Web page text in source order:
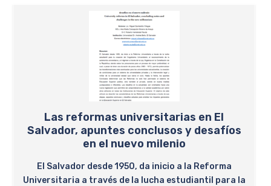
Las reformas universitarias en El
Salvador, apuntes conclusos y desafíos
en el nuevo milenio
El Salvador desde 1950, da inicio a la Reforma
Universitaria a través de la lucha estudiantil para la